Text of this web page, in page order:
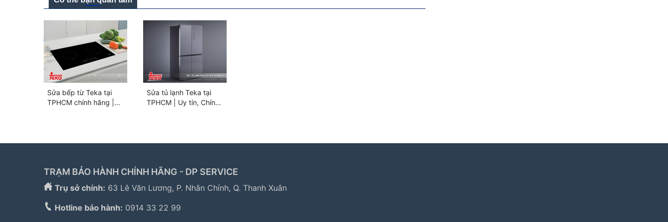
Sửa bếp từ Teka tại
TPHCM chính hãng |
Sửa tủ lạnh Teka tại
TPHCM | Uy tín, Chính
TRẠM BẢO HÀNH CHÍNH HÃNG - DP SERVICE
Trụ sở chính: 63 Lê Văn Lương, P. Nhân Chính, Q. Thanh Xuân
Hotline bảo hành: 0914 33 22 99